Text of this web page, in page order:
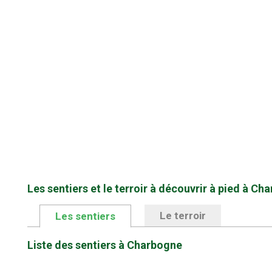
Les sentiers et le terroir à découvrir à pied à
Les sentiers Le terroir
Liste des sentiers à Charbogne